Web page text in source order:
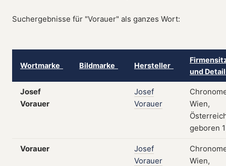
Suchergebnisse für "Vorauer" als ganzes Wort:
Wortmarke Bildmarke Hersteller
und
Josef
Vorauer
Josef
Vorauer
Wien,
geboren
Vorauer
Josef
Vorauer
Wien,